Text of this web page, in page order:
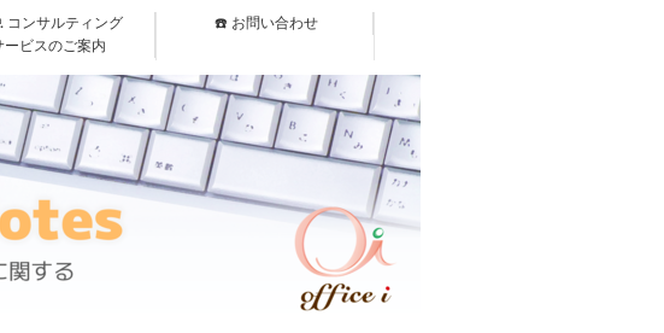
コンサルティング
ービスのご案内
☎️ お問い合わせ